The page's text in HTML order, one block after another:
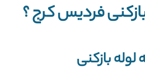
فردیس کرج ؟
بازکنی